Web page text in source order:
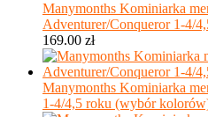
Manymonths Kominiarka
Adventurer/Conqueror 1-4/
169.00 zł
Manymonths Kominiarka
1-4/4,5 roku (wybór